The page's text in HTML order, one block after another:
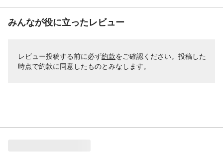
みんなが役に立ったレビュー
レビュー投稿する前に必ず約款をご確認ください。投稿した
時点で約款に同意したものとみなします。